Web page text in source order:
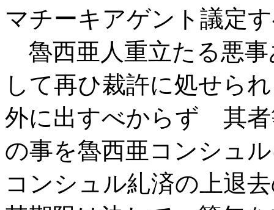
マチーキアゲント議定
魯西亜人重立たる悪
して再ひ裁許に処せら
外に出すべからず 其者
の事を魯西亜コンシュ
コンシュル糺済の上退